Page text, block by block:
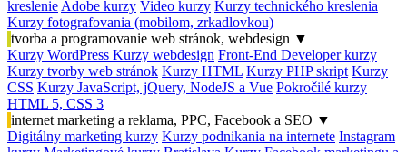
kreslenie Adobe kurzy Video kurzy Kurzy technického kreslenia
Kurzy fotografovania (mobilom, zrkadlovkou)
tvorba a programovanie web stránok, webdesign ▼
Kurzy WordPress Kurzy webdesign Front-End Developer kurzy
Kurzy tvorby web stránok Kurzy HTML Kurzy PHP skript Kurzy
CSS Kurzy JavaScript, jQuery, NodeJS a Vue Pokročilé kurzy
HTML 5, CSS 3
internet marketing a reklama, PPC, Facebook a SEO ▼
Digitálny marketing kurzy Kurzy podnikania na internete Instagram